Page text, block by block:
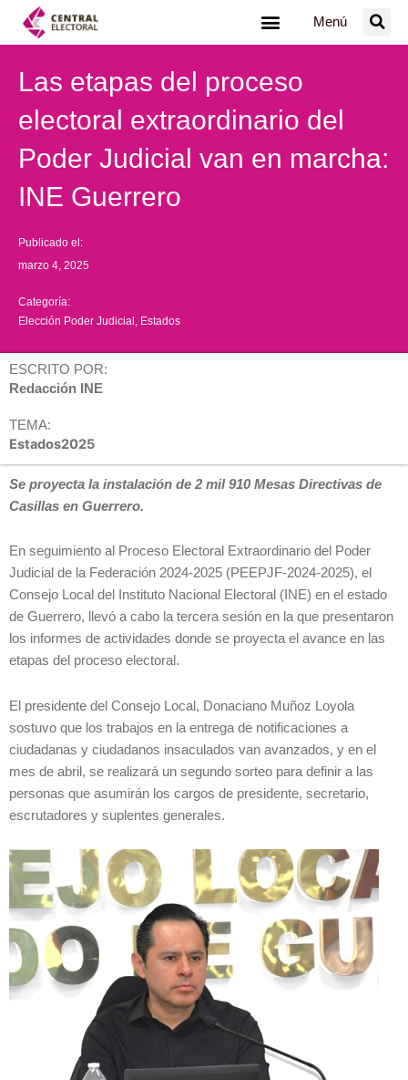
Menú
Las etapas del proceso
electoral extraordinario del
Poder Judicial van en marcha:
INE Guerrero
Publicado el:
marzo 4, 2025
Categoría:
Elección Poder Judicial Estados
ESCRITO POR:
Redacción INE
TEMA:
Estados2025
Se proyecta la instalación de 2 mil 910 Mesas Directivas de
Casillas en Guerrero.
En seguimiento al Proceso Electoral Extraordinario del Poder
Judicial de la Federación 2024-2025 (PEEPJF-2024-2025), el
Consejo Local del Instituto Nacional Electoral (INE) en el estado
de Guerrero, llevó a cabo la tercera sesión en la que presentaron
los informes de actividades donde se proyecta el avance en las
etapas del proceso electoral.
El presidente del Consejo Local, Donaciano Muñoz Loyola
sostuvo que los trabajos en la entrega de notificaciones a
ciudadanas y ciudadanos insaculados van avanzados, y en el
mes de abril, se realizará un segundo sorteo para definir a las
personas que asumirán los cargos de presidente, secretario,
escrutadores y suplentes generales.